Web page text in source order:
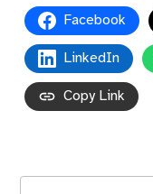
Facebook
LinkedIn
Copy Link